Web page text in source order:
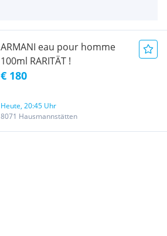
ARMANI eau pour homme
100ml RARITÄT !
€ 180
Heute, 20:45 Uhr
8071 Hausmannstätten